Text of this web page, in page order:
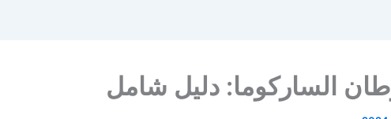
الساركوما: دليل شامل